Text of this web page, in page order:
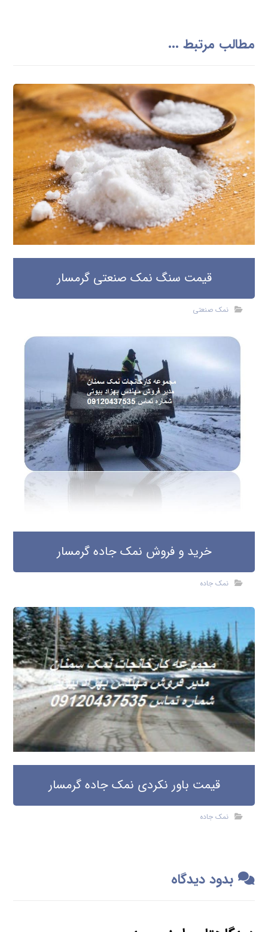
مطالب مرتبط ...
قیمت سنگ نمک صنعتی گرمسار
نمک صنعتی
خرید و فروش نمک جاده گرمسار
نمک جاده
قیمت باور نکردی نمک جاده گرمسار
نمک جاده
بدود دیدگاه